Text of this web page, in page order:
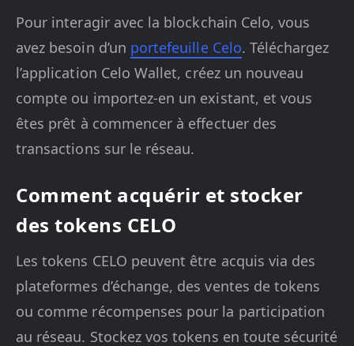
Pour interagir avec la blockchain Celo, vous
avez besoin d’un portefeuille Celo. Téléchargez
l’application Celo Wallet, créez un nouveau
compte ou importez-en un existant, et vous
êtes prêt à commencer à effectuer des
transactions sur le réseau.
Comment acquérir et stocker
des tokens CELO
Les tokens CELO peuvent être acquis via des
plateformes d’échange, des ventes de tokens
ou comme récompenses pour la participation
au réseau. Stockez vos tokens en toute sécurité